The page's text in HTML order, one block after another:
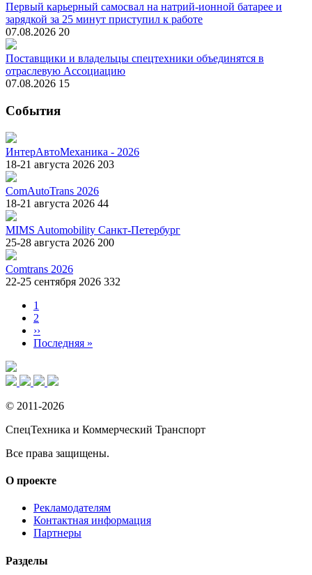
Первый карьерный самосвал на натрий-ионной батарее и
зарядкой за 25 минут приступил к работе
07.08.2026 20
Поставщики и владельцы спецтехники объединятся в
отраслевую Ассоциацию
07.08.2026 15
События
ИнтерАвтоМеханика - 2026
18-21 августа 2026 203
ComAutoTrans 2026
18-21 августа 2026 44
MIMS Automobility Санкт-Петербург
25-28 августа 2026 200
Comtrans 2026
22-25 сентября 2026 332
Нумерация
страниц
Страница
1
Страница
2
Следующая
страница
››
Последняя
Последняя »
© 2011-2026
СпецТехника и Коммерческий Транспорт
Все права защищены.
О проекте
Рекламодателям
Контактная информация
Партнеры
Разделы